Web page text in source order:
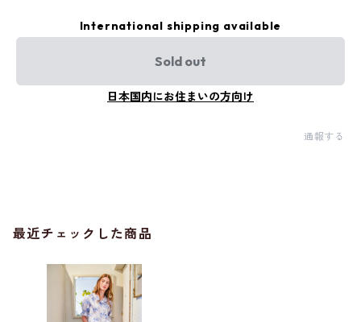
International shipping available
Sold out
日本国内にお住まいの方向け
通報する
最近チェックした商品